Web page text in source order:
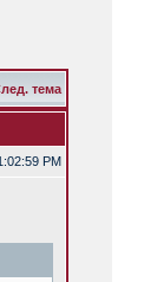
тема
PM